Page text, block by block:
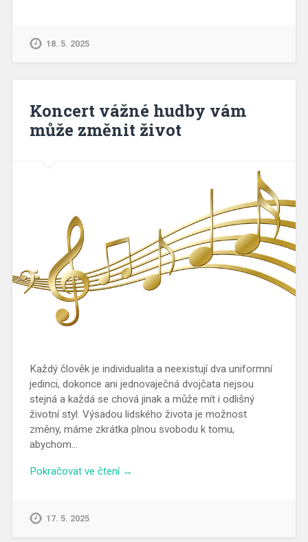
18. 5. 2025
Koncert vážné hudby vám
může změnit život
Každý člověk je individualita a neexistují dva uniformní
jedinci, dokonce ani jednovaječná dvojčata nejsou
stejná a každá se chová jinak a může mít i odlišný
životní styl. Výsadou lidského života je možnost
změny, máme zkrátka plnou svobodu k tomu,
abychom…
Pokračovat ve čtení →
17. 5. 2025